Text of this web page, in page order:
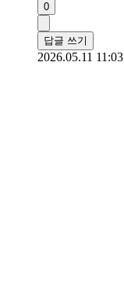
0
답글 쓰기
2026.05.11 11:03